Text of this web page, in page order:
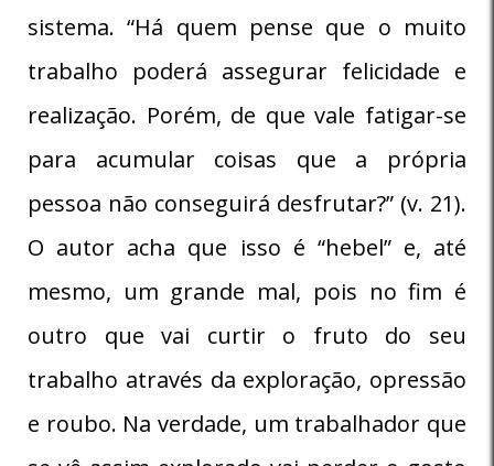
sistema. “Há quem pense que o muito
trabalho poderá assegurar felicidade e
realização. Porém, de que vale fatigar-se
para acumular coisas que a própria
pessoa não conseguirá desfrutar?” (v. 21).
O autor acha que isso é “hebel” e, até
mesmo, um grande mal, pois no fim é
outro que vai curtir o fruto do seu
trabalho através da exploração, opressão
e roubo. Na verdade, um trabalhador que